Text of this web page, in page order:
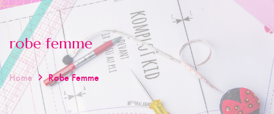
robe femme
Home Robe Femme